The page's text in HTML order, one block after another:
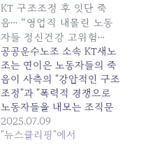
KT 구조조정 후 잇단 죽
음… “영업직 내몰린 노동
자들 정신건강 고위험…
공공운수노조 소속 KT새노
조는 연이은 노동자들의 죽
음이 사측의 "강압적인 구조
조정"과 "폭력적 경쟁으로
노동자들을 내모는 조직문
화"에서 비롯된 "구조적 참
사"라면서, 9일 오전 국회
2025.07.09
"뉴스클리핑"에서